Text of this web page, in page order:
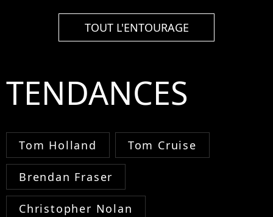
TOUT L'ENTOURAGE
TENDANCES
Tom Holland Tom Cruise
Brendan Fraser
Christopher Nolan